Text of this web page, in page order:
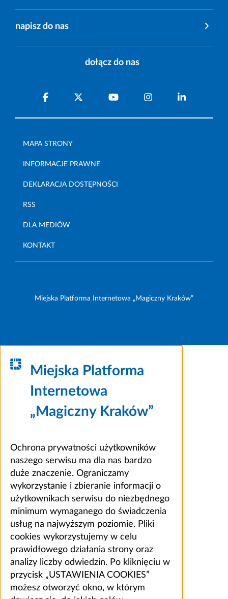
napisz do nas
dołącz do nas
MAPA STRONY
INFORMACJE PRAWNE
DEKLARACJA DOSTĘPNOŚCI
RSS
DLA MEDIÓW
KONTAKT
Miejska Platforma Internetowa „Magiczny Kraków”
Miejska Platforma
Internetowa
„Magiczny Kraków”
Ochrona prywatności użytkowników
naszego serwisu ma dla nas bardzo
duże znaczenie. Ograniczamy
wykorzystanie i zbieranie informacji o
użytkownikach serwisu do niezbędnego
minimum wymaganego do świadczenia
usług na najwyższym poziomie. Pliki
cookies wykorzystujemy w celu
prawidłowego działania strony oraz
analizy liczby odwiedzin. Po kliknięciu w
przycisk „USTAWIENIA COOKIES”
możesz otworzyć okno, w którym